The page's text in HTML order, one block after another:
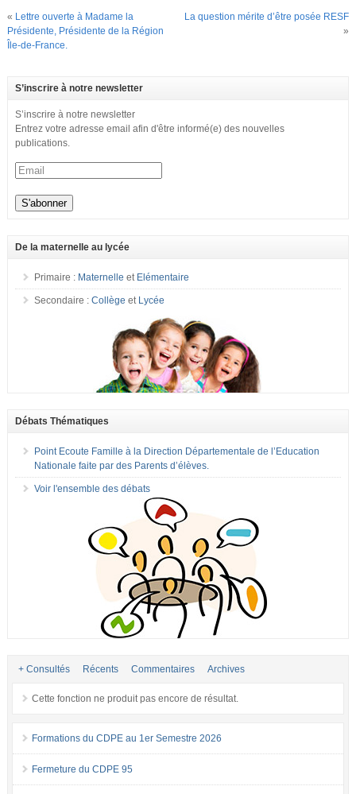
« Lettre ouverte à Madame la
Présidente, Présidente de la Région
Île-de-France.
La question mérite d’être posée RESF
»
S’inscrire à notre newsletter
S’inscrire à notre newsletter
Entrez votre adresse email afin d'être informé(e) des nouvelles
publications.
De la maternelle au lycée
Primaire : Maternelle et Elémentaire
Secondaire : Collège et Lycée
Débats Thématiques
Point Ecoute Famille à la Direction Départementale de l’Education
Nationale faite par des Parents d’élèves.
Voir l'ensemble des débats
+ Consultés Récents Commentaires Archives
Cette fonction ne produit pas encore de résultat.
Formations du CDPE au 1er Semestre 2026
Fermeture du CDPE 95